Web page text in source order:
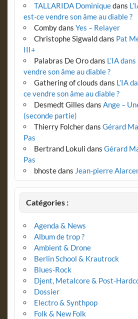
TALLARIDA Dominiquedans
est-ce vendre son âme au diable ?
Combydans Yes – Relayer
Christophe Sigwalddans Pat
III+
Palabras De Orodans L’IA
vendre son âme au diable ?
Gathering of clouds dans L’IA
ce vendre son âme au diable ?
Desmedt Gilles dans Ange –
(seconde partie)
Thierry Folcherdans Gérard
Pas
Bertrand Lokuli dans Gérard
Pas
bhostedans Jean-pierre
Catégories :
Agenda & News
Album de trop ?
Ambient & Drone
Berlin School & Krautrock
Blues-Rock
Djent, Metalcore & Post-
Dossier
Electro & Synthpop
Folk & New Folk